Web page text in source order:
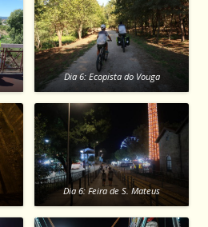
Dia 6: Ecopista do Vouga
Dia 6: Feira de S. Mateus